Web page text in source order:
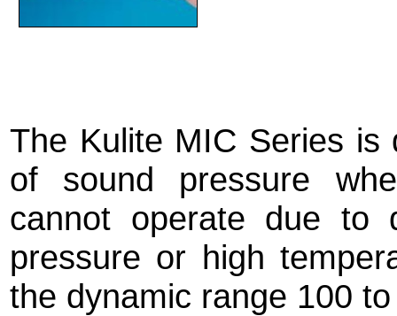
The Kulite MIC Series is
of sound pressure
cannot operate due to
pressure or high
the dynamic range 100